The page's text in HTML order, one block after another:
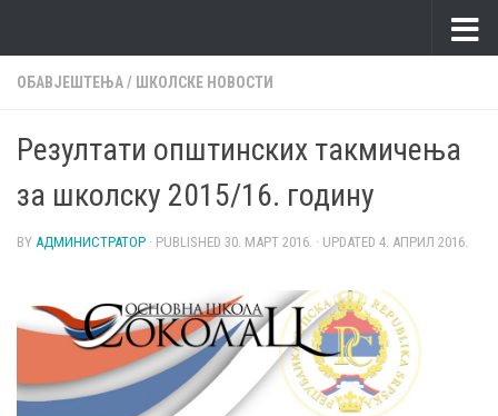
ОБАВЈЕШТЕЊА/ ШКОЛСКЕ НОВОСТИ
Резултати општинских такмичења
за школску 2015/16. годину
BY АДМИНИСТРАТОР · PUBLISHED 30. МАРТ 2016. · UPDATED 4. АПРИЛ 2016.